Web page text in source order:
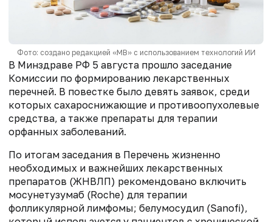
Фото: создано редакцией «МВ» с использованием технологий ИИ
В Минздраве РФ 5 августа прошло заседание
Комиссии по формированию лекарственных
перечней. В повестке было девять заявок, среди
которых сахароснижающие и противоопухолевые
средства, а также препараты для терапии
орфанных заболеваний.
По итогам заседания в Перечень жизненно
необходимых и важнейших лекарственных
препаратов (ЖНВЛП) рекомендовано включить
мосунетузумаб (Roche) для терапии
фолликулярной лимфомы; белумосудил (Sanofi),